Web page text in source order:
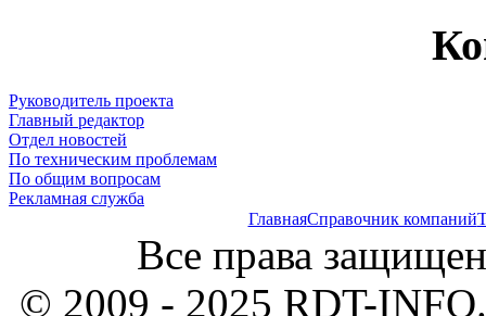
Руководитель проекта
Главный редактор
Отдел новостей
По техническим проблемам
По общим вопросам
Рекламная служба
ГлавнаяСправочник компаний
Все права
© 2009 - 2025 RDT-